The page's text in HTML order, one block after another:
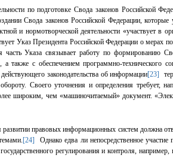
по подготовке Свода законовРоссийской
Свода законовРоссийской Федерации, которые
и нормотворческой деятельности «участвует в
Указ Президента Российской Федерации о мерах
Указа связывает работу по формированию
с обеспечением программно-технического
законодательства об информации[23]
Своего уточнения и определения требует,
широким, чем «машиночитаемый» документ.
правовых информационных систем должна
[24] Однако едва ли непосредственное участие
регулирования и контроля,